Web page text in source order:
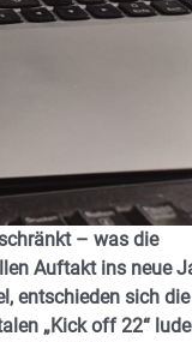
– was die
Auftakt ins neue
entschieden sich die
„Kick off 22“